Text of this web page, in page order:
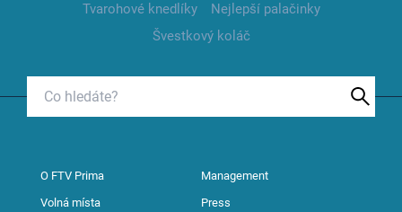
Tvarohové knedlíky
Nejlepší palačinky
Švestkový koláč
O FTV Prima Management
Volná místa Press